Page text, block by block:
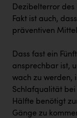
Dezibelterror
Fakt ist auch,
präventiven
Dass fast ein
ansprechbar ist,
wach zu werden,
Schlafqualität bei
Hälfte benötigt
Gänge zu